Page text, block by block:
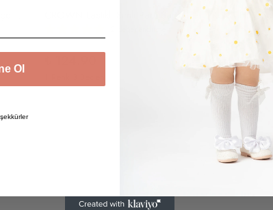
CROWN Lastikli Simli Parti Şapka Kraliçe Doğum Günü Tacı (Gümüş-Somon)
₺ 114.90
1 Renk 4 Beden
Ol